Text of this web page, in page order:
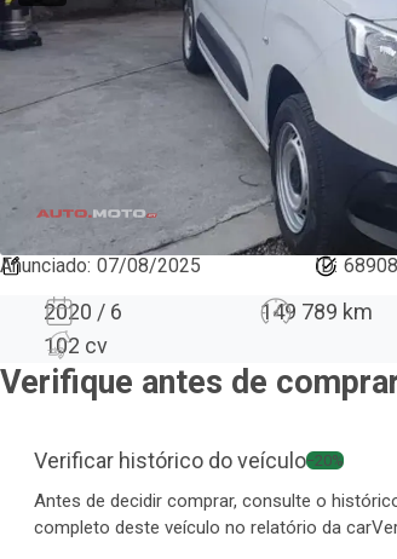
Anunciado: 07/08/2025 ID:
2020 / 6 149 789 km
102 cv
Verifique antes de
Verificar histórico do veículo−20%
Antes de decidir comprar, consulte o
completo deste veículo no relatório da